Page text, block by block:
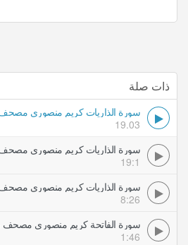
ذات صلة
سورة الذاريات كريم منصوري
19.03
سورة الذاريات كريم منصوري
19:1
سورة الذاريات كريم منصوري
8:26
سورة الفاتحة كريم منصوري مصحف
1:46